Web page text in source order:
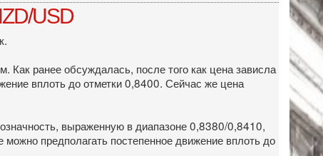
USD
ранее обсуждалась, после того как цена зависла
вплоть до отметки 0,8400. Сейчас же цена
выраженную в диапазоне 0,8380/0,8410,
предполагать постепенное движение вплоть до